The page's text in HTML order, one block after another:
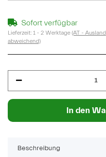
Sofort verfügbar
Lieferzeit: 1 - 2 Werktage (AT - Ausland
abweichend)
In den
Beschreibung